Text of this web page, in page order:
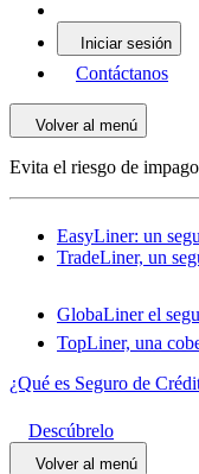
Iniciar sesión
Contáctanos
Volver al menú
Evita el riesgo de
EasyLiner: un
TradeLiner, un
GlobaLiner el
TopLiner, una
¿Qué es Seguro de
Descúbrelo
Volver al menú